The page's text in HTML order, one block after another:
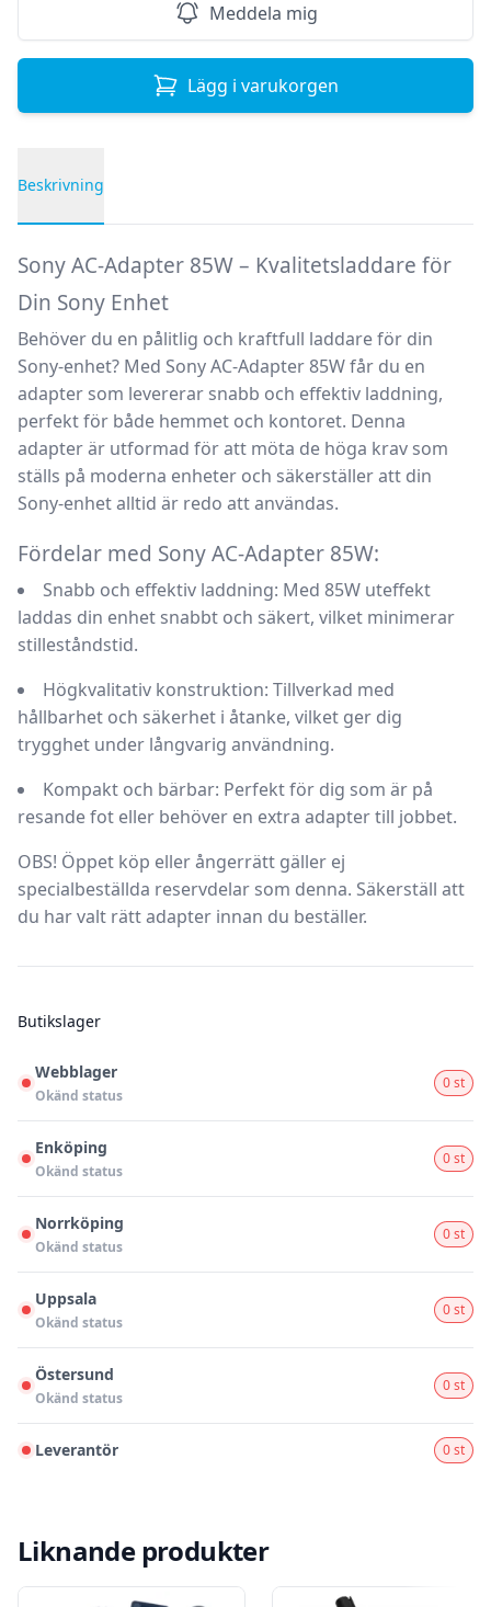
Meddela mig
Lägg i varukorgen
Beskrivning
Sony AC-Adapter 85W – Kvalitetsladdare för
Din Sony Enhet
Behöver du en pålitlig och kraftfull laddare för din
Sony-enhet? Med Sony AC-Adapter 85Wfår du en
adapter som levererar snabb och effektiv laddning,
perfekt för både hemmet och kontoret. Denna
adapter är utformad för att möta de höga krav som
ställs på moderna enheter och säkerställer att din
Sony-enhet alltid är redo att användas.
Fördelar med Sony AC-Adapter 85W:
Snabb och effektiv laddning: Med 85W uteffekt
laddas din enhet snabbt och säkert, vilket minimerar
stilleståndstid.
Högkvalitativ konstruktion: Tillverkad med
hållbarhet och säkerhet i åtanke, vilket ger dig
trygghet under långvarig användning.
Kompakt och bärbar: Perfekt för dig som är på
resande fot eller behöver en extra adapter till jobbet.
OBS! Öppet köp eller ångerrätt gäller ej
specialbeställda reservdelar som denna. Säkerställ att
du har valt rätt adapter innan du beställer.
Butikslager
Webblager
Okänd status
0 st
Enköping
Okänd status
0 st
Norrköping
Okänd status
0 st
Uppsala
Okänd status
0 st
Östersund
Okänd status
0 st
Leverantör 0 st
Liknande produkter